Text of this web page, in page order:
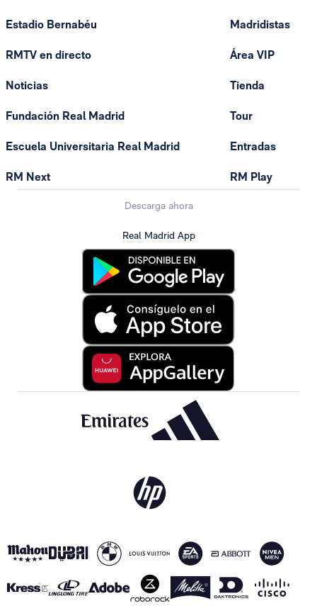
Estadio Bernabéu
RMTV en directo
Noticias
Fundación Real Madrid
Escuela Universitaria Real Madrid
RM Next
Madridistas
Área VIP
Tienda
Tour
Entradas
RM Play
Descarga ahora
Real Madrid App